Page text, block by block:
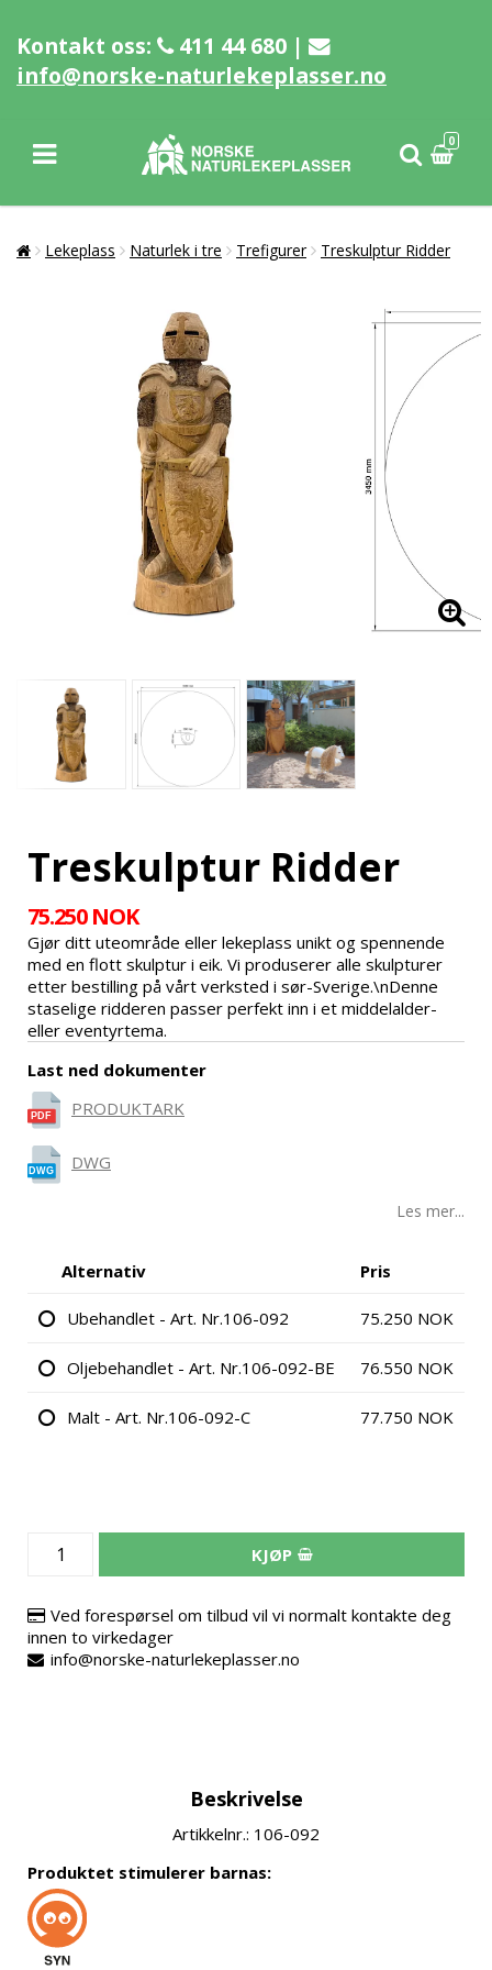
Kontakt oss:
411 44 680 |
info@norske-naturlekeplasser.no
0
Lekeplass Naturlek i tre Trefigurer Treskulptur Ridder
Treskulptur Ridder
75.250 NOK
Gjør ditt uteområde eller lekeplass unikt og spennende
med en flott skulptur i eik. Vi produserer alle skulpturer
etter bestilling på vårt verksted i sør-Sverige.\nDenne
staselige ridderen passer perfekt inn i et middelalder-
eller eventyrtema.
Last ned dokumenter
PRODUKTARK
DWG
Les mer...
Alternativ Pris
Ubehandlet - Art. Nr.106-092 75.250 NOK
Oljebehandlet - Art. Nr.106-092-BE 76.550 NOK
Malt - Art. Nr.106-092-C 77.750 NOK
KJØP
Ved forespørsel om tilbud vil vi normalt kontakte deg
innen to virkedager
info@norske-naturlekeplasser.no
Beskrivelse
Artikkelnr.: 106-092
Produktet stimulerer barnas: